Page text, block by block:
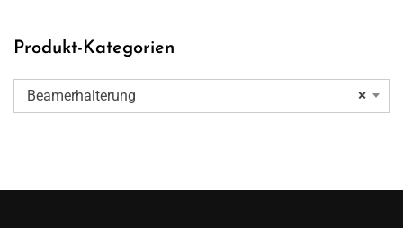
Produkt-Kategorien
×
Beamerhalterung